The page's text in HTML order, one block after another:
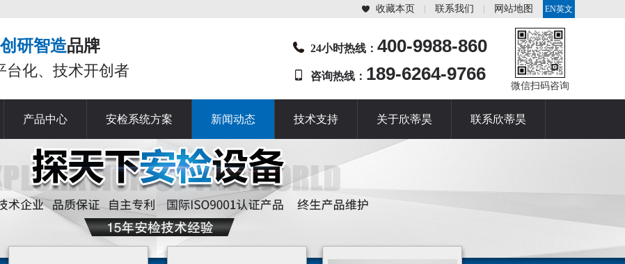
EN英文
站
收藏本页 联系我们 网站地图
创研智造品牌
台化、技术开创者
24小时热线： 400-9988-860
咨询热线： 189-6264-9766
微信扫码咨询
产品中心 安检系统方案 新闻动态 技术支持 关于欣蒂昊 联系欣蒂昊